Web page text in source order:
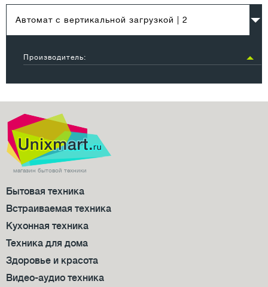
Автомат с вертикальной загрузкой | 2
Производитель:
магазин бытовой техники
Бытовая техника
Встраиваемая техника
Кухонная техника
Техника для дома
Здоровье и красота
Видео-аудио техника